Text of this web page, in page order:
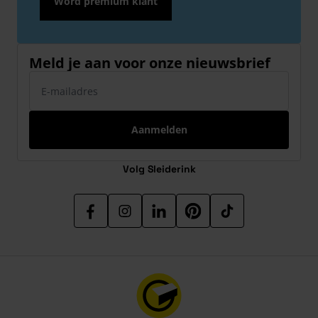
Meld je aan voor onze nieuwsbrief
Aanmelden
Volg Sleiderink